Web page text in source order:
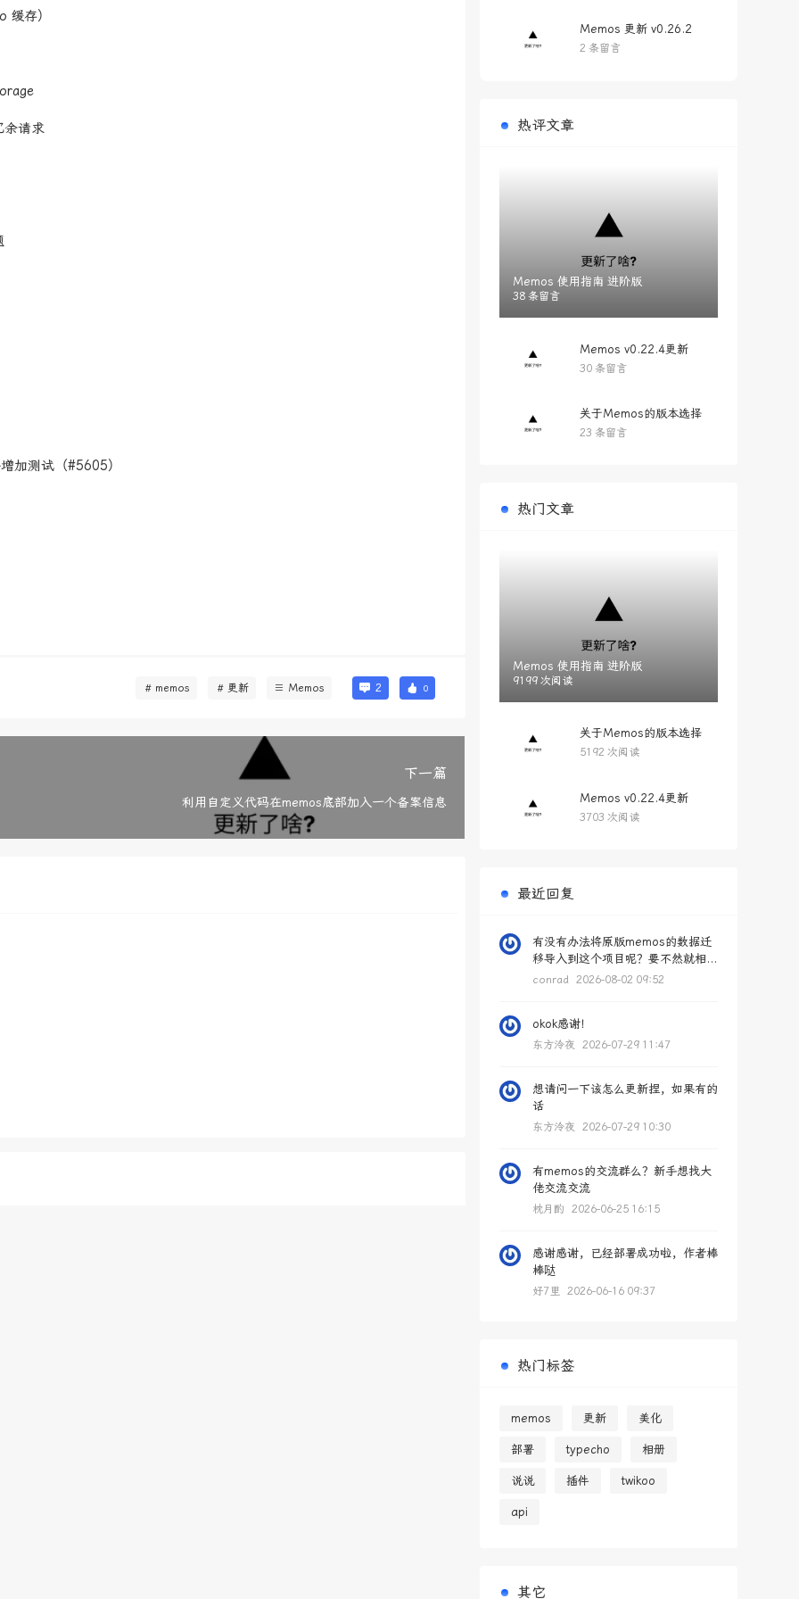
缓存）
余请求
加测试（#5605）
memos 更新 Memos 2 0
下一篇
利用自定义代码在memos底部加入一个备案信息
Memos 更新 v0.26.2
2 条留言
热评文章
Memos 使用指南 进阶版
38 条留言
Memos v0.22.4更新
30 条留言
关于Memos的版本选择
23 条留言
热门文章
Memos 使用指南 进阶版
9199 次阅读
关于Memos的版本选择
5192 次阅读
Memos v0.22.4更新
3703 次阅读
最近回复
有没有办法将原版memos的数据迁
移导入到这个项目呢？要不然就相...
conrad 2026-08-02 09:52
okok感谢！
东方泠夜 2026-07-29 11:47
想请问一下该怎么更新捏，如果有的
话
东方泠夜 2026-07-29 10:30
有memos的交流群么？新手想找大
佬交流交流
枕月酌 2026-06-25 16:15
感谢感谢，已经部署成功啦，作者棒
棒哒
好7里 2026-06-16 09:37
热门标签
memos 更新 美化
部署 typecho 相册
说说 插件 twikoo
api
其它